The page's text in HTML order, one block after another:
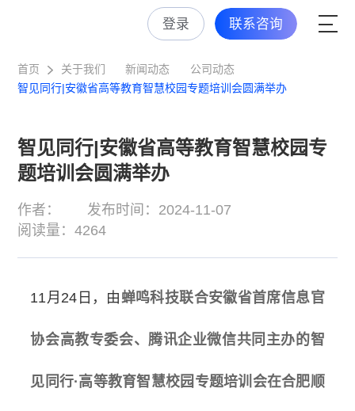
登录 联系咨询
首页 关于我们 新闻动态
公司动态
智见同行|安徽省高等教育智慧校园专题培训会圆满举办
智见同行|安徽省高等教育智慧校园专
题培训会圆满举办
作者：
发布时间：2024-11-07
阅读量：4264
11月24日，由蝉鸣科技联合安徽省首席信息官
协会高教专委会、腾讯企业微信共同主办的智
见同行·高等教育智慧校园专题培训会在合肥顺